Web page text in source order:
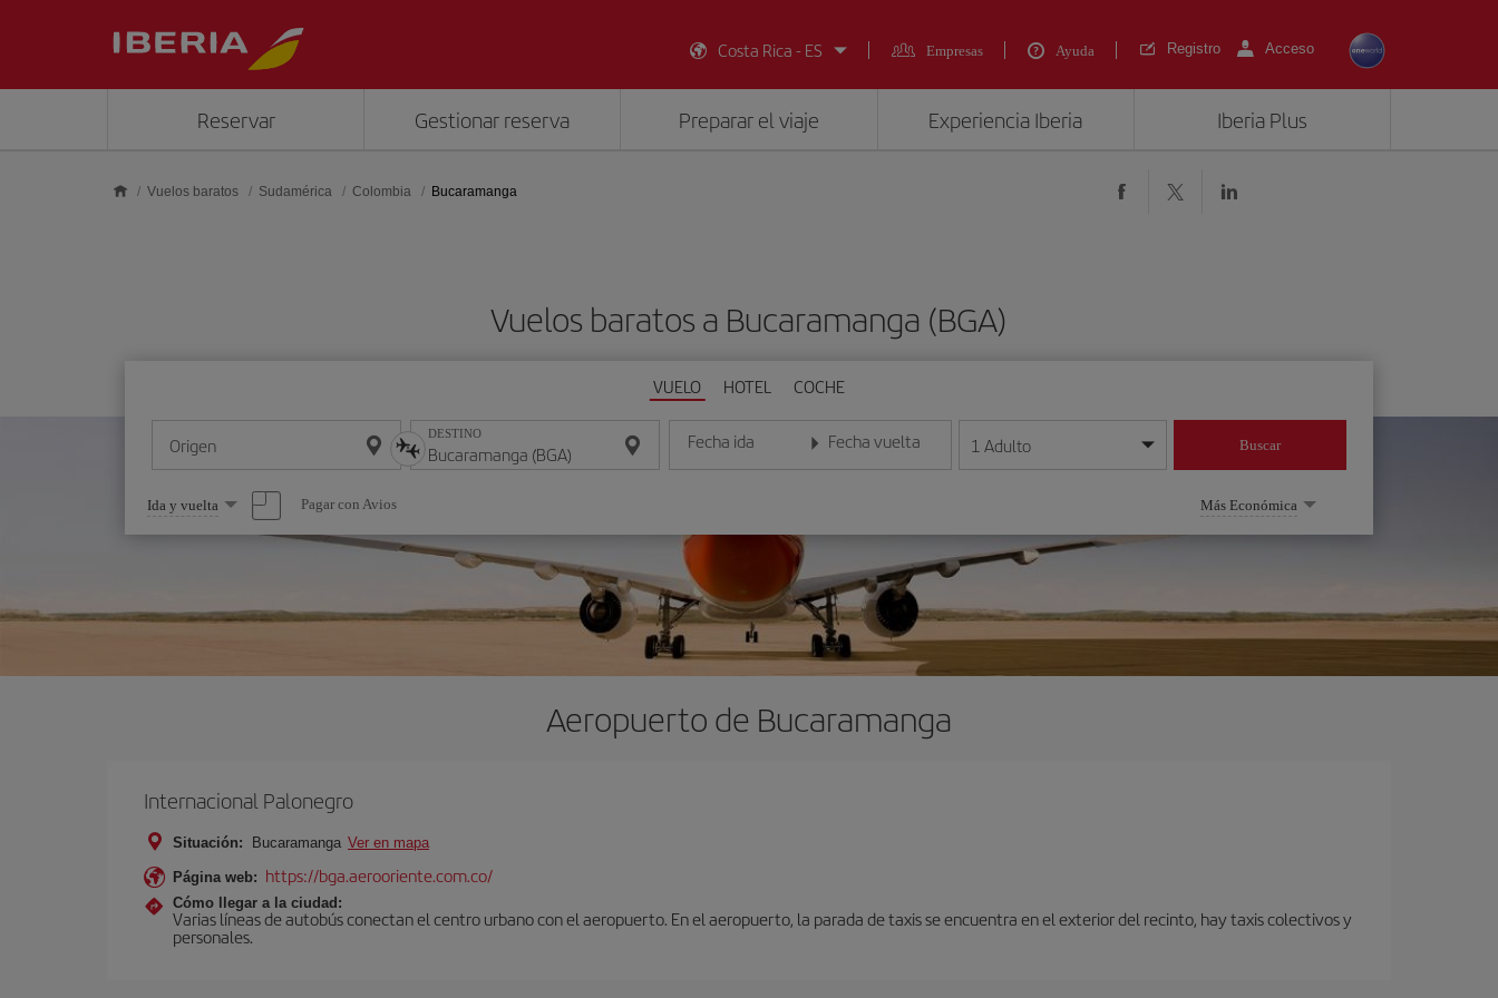
Costa Rica - ES
Empresas Ayuda Registro Acceso
Reservar Gestionar reserva Preparar el viaje Experiencia Iberia Iberia Plus
Vuelos baratos Sudamérica Colombia Bucaramanga
Vuelos baratos a Bucaramanga (BGA)
VUELO HOTEL COCHE
Origen DESTINO Fecha ida
Introduce la fecha en formato día/mes/año
Fecha vuelta
Introduce la fecha en formato día/mes/año
1 Adulto Buscar
Seleccione
una
opción
Ida y vuelta Pagar con Avios Más Económica
Aeropuerto de Bucaramanga
Internacional Palonegro
Situación: Bucaramanga Ver en mapa
Página web: https://bga.aerooriente.com.co/
Cómo llegar a la ciudad:
Varias líneas de autobús conectan el centro urbano con el aeropuerto. En el aeropuerto, la parada de taxis se encuentra en el exterior del recinto, hay taxis colectivos y
personales.